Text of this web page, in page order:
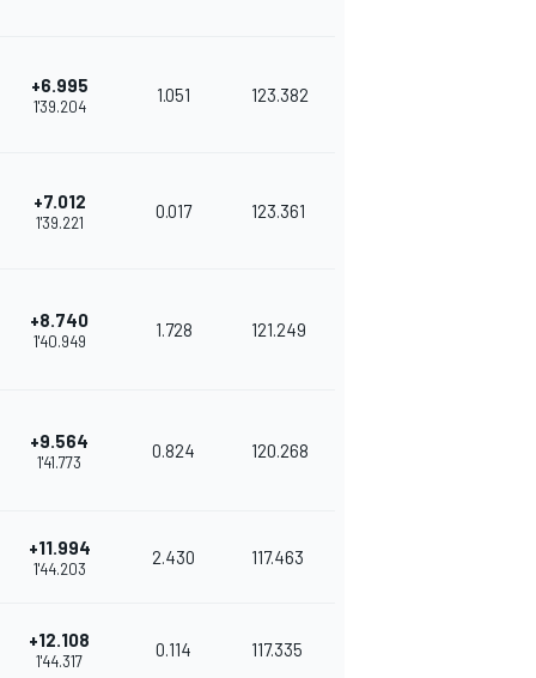
+6.995
1'39.204
1.051 123.382
+7.012
1'39.221
0.017 123.361
+8.740
1'40.949
1.728 121.249
+9.564
1'41.773
0.824 120.268
+11.994
1'44.203
2.430 117.463
+12.108
1'44.317
0.114 117.335